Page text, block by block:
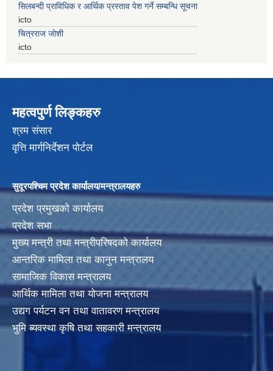
सिलबन्दी प्राविधिक र आर्थिक प्रस्ताव पेश गर्ने सम्बन्धि सूचना
icto
चित्रराज जोशी
icto
महत्वपुर्ण लिङ्कहरु
श्रम संसार
वृत्ति मार्गनिर्देशन पोर्टल
सुदूरपश्चिम प्रदेश कार्यालय/मन्त्रालयहरु
प्रदेश प्रमुखको कार्यालय
प्रदेश सभा
मुख्य मन्त्री तथा मन्त्रीपरिषदको कार्यालय
आन्तरिक मामिला तथा कानुन मन्त्रालय
सामाजिक विकास मन्त्रालय
आर्थिक मामिला तथा योजना मन्त्रालय
उद्यग पर्यटन वन तथा वातावरण मन्त्रालय
भुमि ब्यवस्था कृषि तथा सहकारी मन्त्रालय